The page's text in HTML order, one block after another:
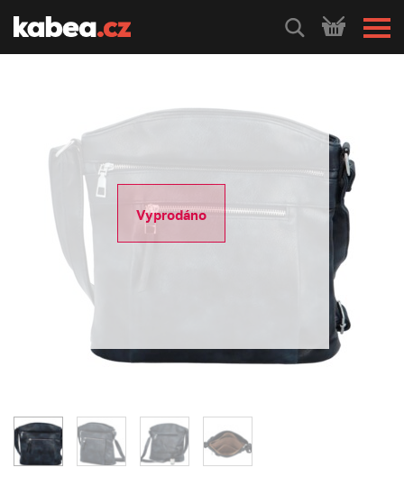
HLEDEJ
Vyprodáno